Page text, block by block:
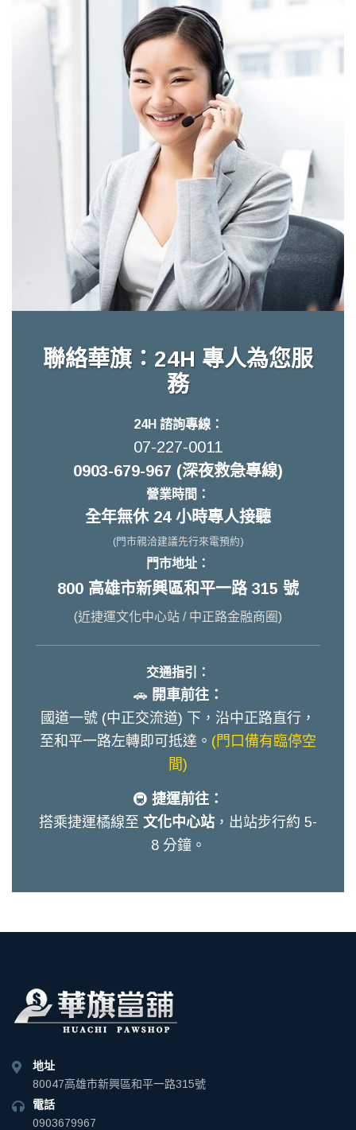
聯絡華旗：24H 專人為您服
務
24H 諮詢專線：
07-227-0011
0903-679-967 (深夜救急專線)
營業時間：
全年無休 24 小時專人接聽
(門市親洽建議先行來電預約)
門市地址：
800 高雄市新興區和平一路 315 號
(近捷運文化中心站 / 中正路金融商圈)
交通指引：
🚗 開車前往：
國道一號 (中正交流道) 下，沿中正路直行，
至和平一路左轉即可抵達。 (門口備有臨停空
間)
🚇 捷運前往：
搭乘捷運橘線至 文化中心站 ，出站步行約 5-
8 分鐘。
地址
80047高雄市新興區和平一路315號
電話
0903679967